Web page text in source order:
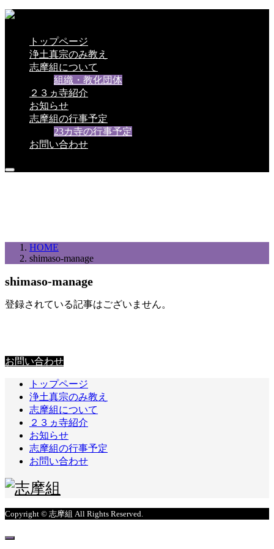
トップページ
浄土真宗のみ教え
志摩組について
組織・教化団体
２３ヵ寺紹介
お知らせ
志摩組の行事予定
23カ寺の行事予定
お問い合わせ
HOME
shimaso-manage
shimaso-manage
登録されている記事はございません。
お問い合わせ
トップページ
浄土真宗のみ教え
志摩組について
２３ヵ寺紹介
お知らせ
志摩組の行事予定
お問い合わせ
Copyright © 志摩組 All Rights Reserved.